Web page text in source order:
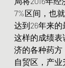
7%区间，也
达到26年来的
这样的成绩
济的各种药方
自贸区，产